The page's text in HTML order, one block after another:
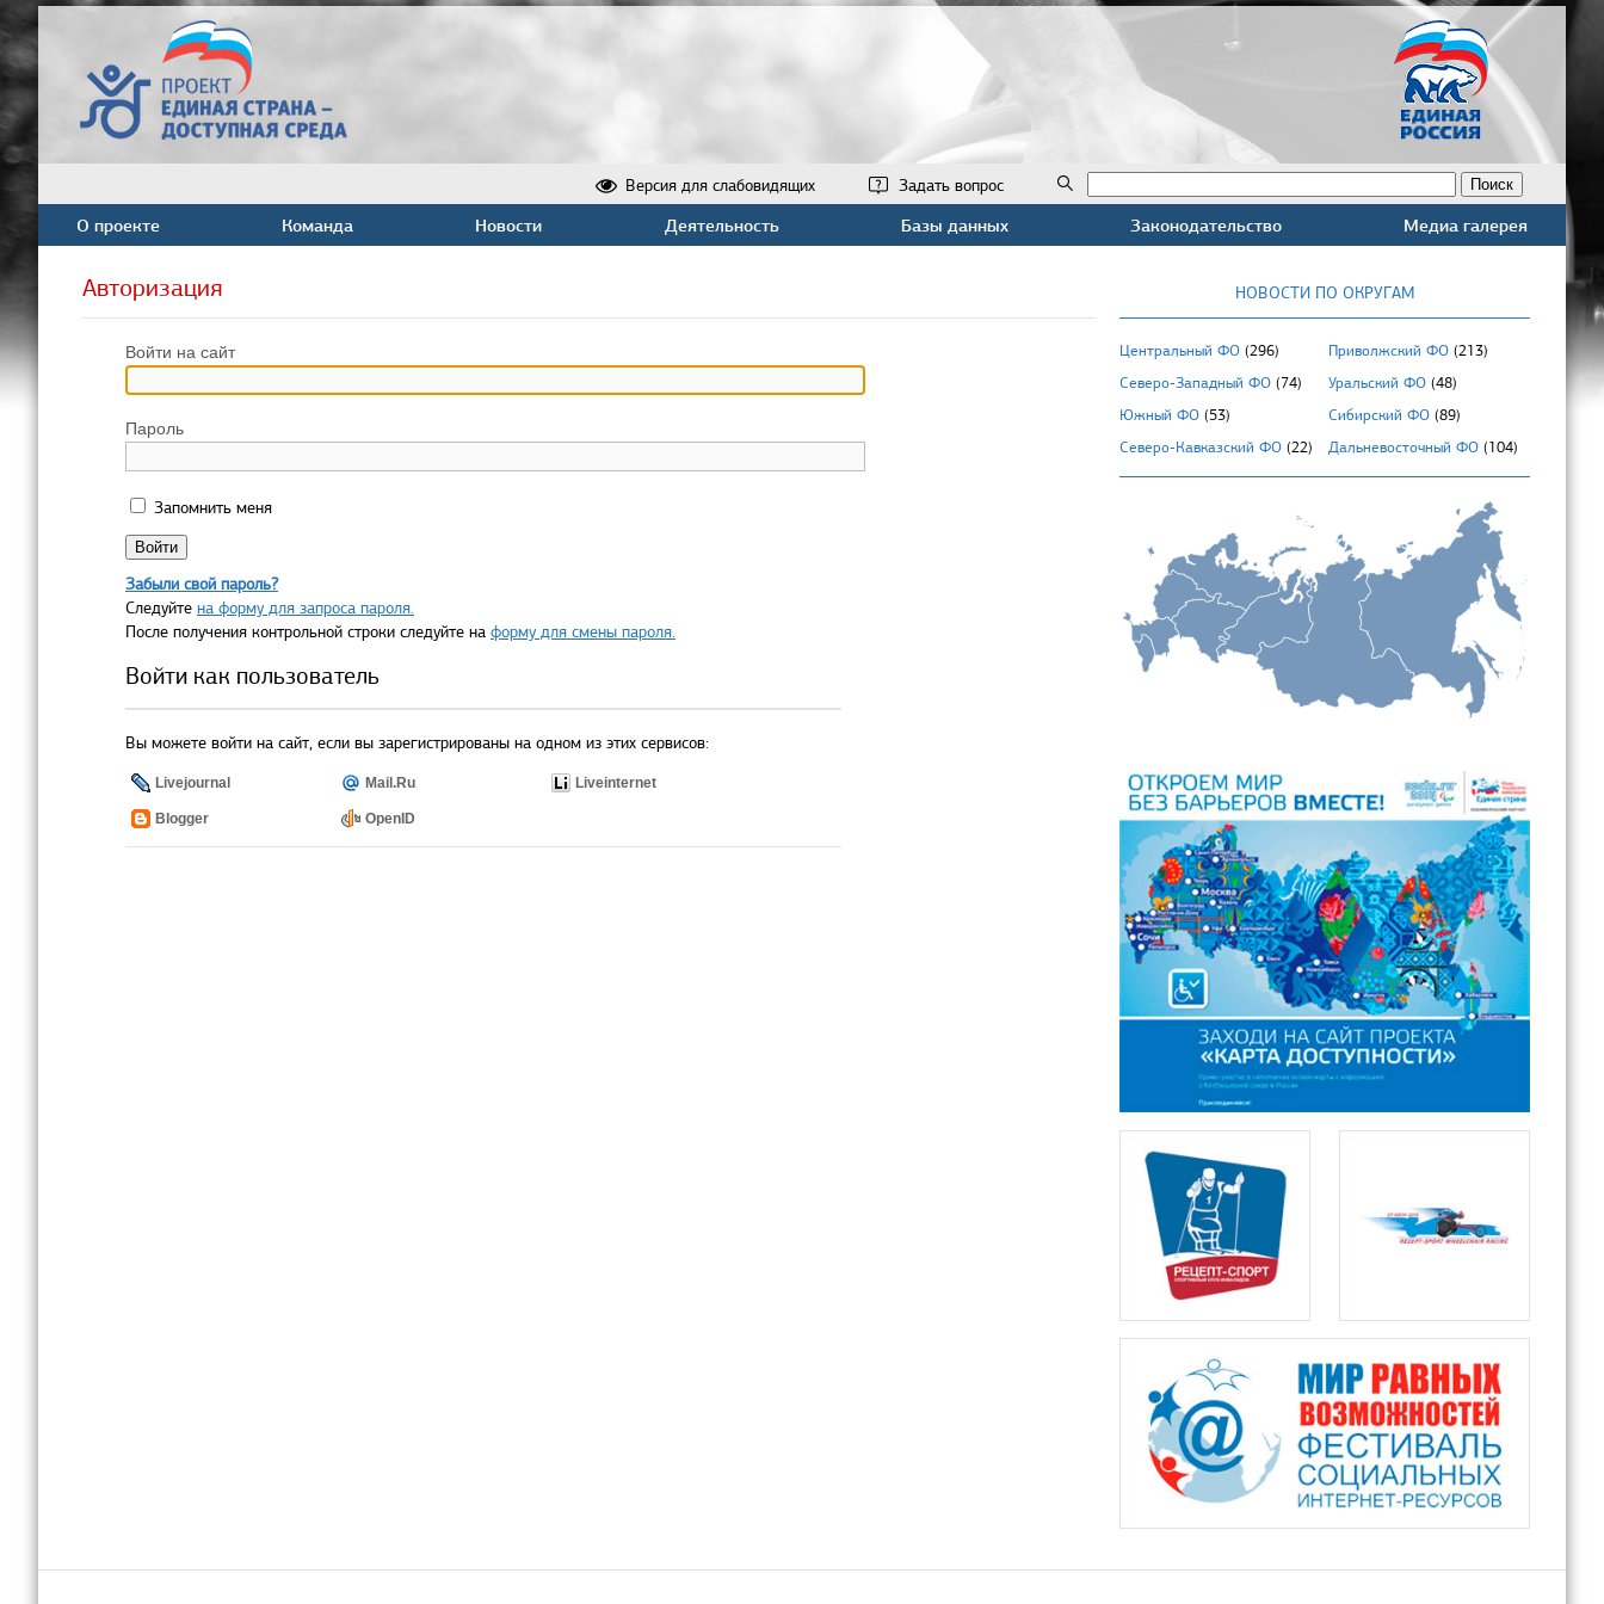
Задать вопрос
Версия для слабовидящих
О проекте Команда Новости Деятельность Базы данных Законодательство Медиа галерея
Авторизация
Войти на сайт
Пароль
Запомнить меня
Забыли свой пароль?
Следуйте на форму для запроса пароля.
После получения контрольной строки следуйте на форму для смены пароля.
Войти как пользователь
Вы можете войти на сайт, если вы зарегистрированы на одном из этих сервисов:
Livejournal Mail.Ru Liveinternet
Blogger OpenID
НОВОСТИ ПО ОКРУГАМ
Центральный ФО (296) Приволжский ФО (213)
Северо-Западный ФО (74) Уральский ФО (48)
Южный ФО (53) Сибирский ФО (89)
Северо-Кавказский ФО (22) Дальневосточный ФО (104)